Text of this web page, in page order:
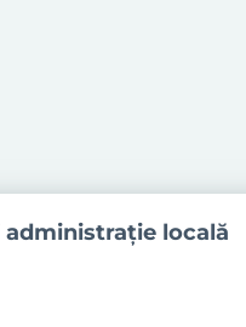
administraţie locală